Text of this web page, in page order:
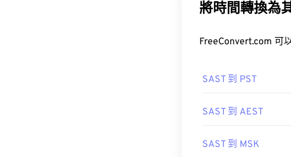
將時間轉換為
FreeConvert.com 可
SAST 到 PST
SAST 到 AEST
SAST 到 MSK